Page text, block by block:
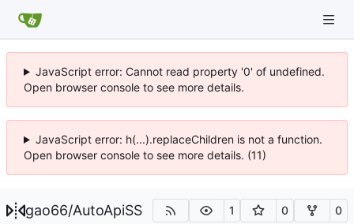
JavaScript error: Cannot read property '0' of undefined.
Open browser console to see more details.
JavaScript error: h(...).replaceChildren is not a function.
Open browser console to see more details. (11)
gao66/AutoApiSS 1 0 0